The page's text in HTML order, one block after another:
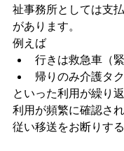
祉事務所としては支
があります。
例えば
行きは救急車（緊
帰りのみ介護タ
といった利用が繰り
利用が頻繁に確認さ
従い移送をお断りす